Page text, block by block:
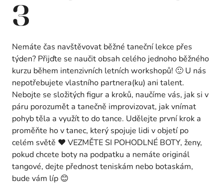
3
Nemáte čas navštěvovat běžné taneční lekce přes
týden? Přijďte se naučit obsah celého jednoho běžného
kurzu během intenzivních letních workshopů! 🙂 U nás
nepotřebujete vlastního partnera(ku) ani talent.
Nebojte se složitých figur a kroků, naučíme vás, jak si v
páru porozumět a tanečně improvizovat, jak vnímat
pohyb těla a využít to do tance. Udělejte první krok a
proměňte ho v tanec, který spojuje lidi v objetí po
celém světě ❤️ VEZMĚTE SI POHODLNÉ BOTY, ženy,
pokud chcete boty na podpatku a nemáte originál
tangové, dejte přednost teniskám nebo botaskám,
bude vám líp 😊